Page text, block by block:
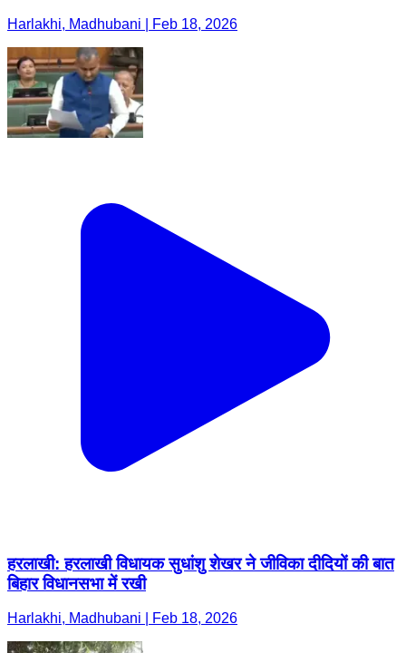
Harlakhi, Madhubani | Feb 18, 2026
हरलाखी: हरलाखी विधायक सुधांशु शेखर ने जीविका दीदियों की बात
बिहार विधानसभा में रखी
Harlakhi, Madhubani | Feb 18, 2026